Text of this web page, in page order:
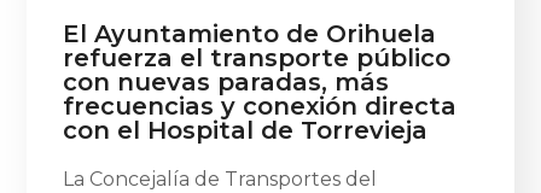
El Ayuntamiento de Orihuela
refuerza el transporte público
con nuevas paradas, más
frecuencias y conexión directa
con el Hospital de Torrevieja
La Concejalía de Transportes del